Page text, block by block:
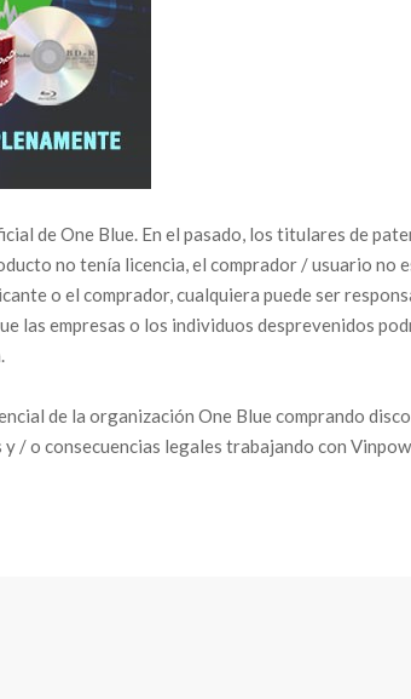
de One Blue. En el pasado, los titulares de
no tenía licencia, el comprador / usuario no
o el comprador, cualquiera puede ser
las empresas o los individuos desprevenidos
de la organización One Blue comprando
/ o consecuencias legales trabajando con